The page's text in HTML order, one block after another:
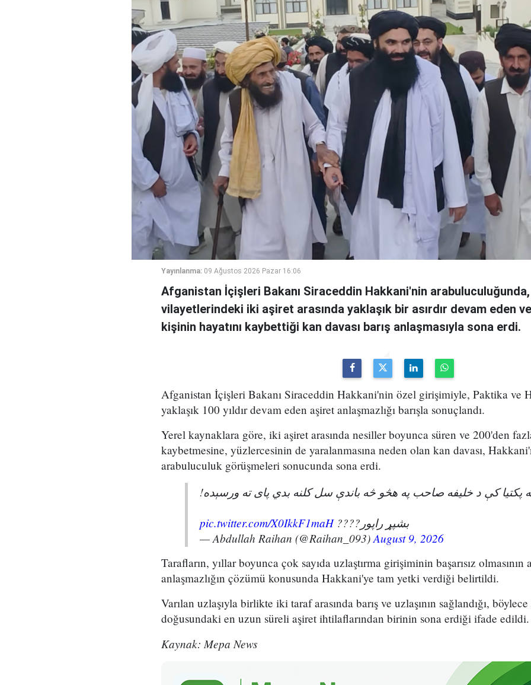
Yayınlanma: 09 Ağustos 2026 Pazar 16:06
Afganistan İçişleri Bakanı Siraceddin Hakkani'nin
vilayetlerindeki iki aşiret arasında yaklaşık bir asırdır devam eden
kişinin hayatını kaybettiği kan davası barış anlaşmasıyla sona erdi.
Afganistan İçişleri Bakanı Siraceddin Hakkani'nin özel girişimiyle, Paktika ve
yaklaşık 100 yıldır devam eden aşiret anlaşmazlığı barışla sonuçlandı.
Yerel kaynaklara göre, iki aşiret arasında nesiller boyunca süren ve 200'den
kaybetmesine, yüzlercesinin de yaralanmasına neden olan kan davası,
arabuluculuk görüşmeleri sonucunda sona erdi.
پکتیا کې د خلیفه صاحب په هڅو څه باندې سل کلنه بدي پای ته ورسېده!
بشپړ راپور????pic.twitter.com/X0IkkF1maH
— Abdullah Raihan (@Raihan_093)August 9, 2026
Tarafların, yıllar boyunca çok sayıda uzlaştırma girişiminin başarısız olmasının
anlaşmazlığın çözümü konusunda Hakkani'ye tam yetki verdiği belirtildi.
Varılan uzlaşıyla birlikte iki taraf arasında barış ve uzlaşının sağlandığı,
doğusundaki en uzun süreli aşiret ihtilaflarından birinin sona erdiği ifade edildi.
Kaynak: Mepa News